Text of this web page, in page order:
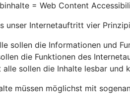
= Web Content
unser Internetauftritt vier
sollen die Informationen und
die Funktionen des
sollen die Inhalte lesbar und
müssen möglichst mit